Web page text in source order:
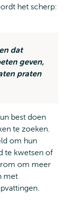
het scherp:
dat
geven,
praten
best doen
te zoeken.
om hun
te kwetsen of
om meer
met